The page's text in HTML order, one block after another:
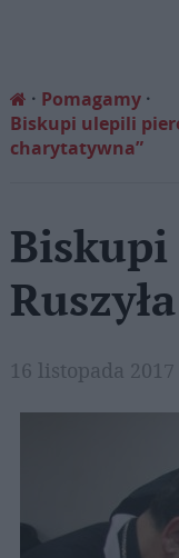
Pomagamy
Biskupi ulepili
charytatywna”
16 listopada